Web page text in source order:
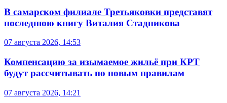
В самарском филиале Третьяковки представят
последнюю книгу Виталия Стадникова
07 августа 2026, 14:53
Компенсацию за изымаемое жильё при КРТ
будут рассчитывать по новым правилам
07 августа 2026, 14:21